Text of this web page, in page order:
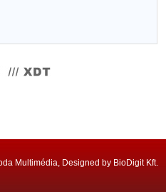
Multimédia, Designed by BioDigit Kft.